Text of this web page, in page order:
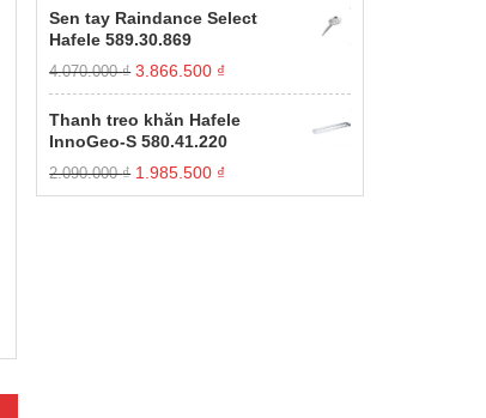
là:
3.520.000 ₫.
tại
Sen tay Raindance Select
Hafele 589.30.869
4.070.000₫ Giá
gốc
là:
4.070.000 ₫.
3.866.500 ₫
hiện
tại
là:
Thanh treo khăn Hafele
InnoGeo-S 580.41.220
2.090.000₫ Giá
gốc
1.985.500 ₫
hiện